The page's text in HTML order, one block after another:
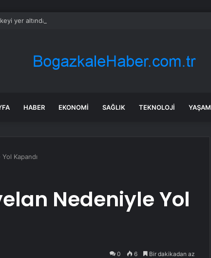
yer altından birbirine bağlayacaklar: Yolculuk 25 dakikaya düşecek
HABER EKONOMI SAĞLIK TEKNOLOJI YAŞAM
Kapandı
Nedeniyle Yol
0 6 Bir dakikadan az